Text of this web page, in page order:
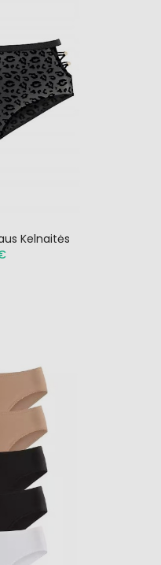
Kelnaitės